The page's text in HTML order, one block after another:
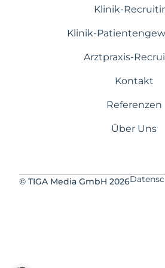
Klinik-
Klinik-
Arztpraxis-
Kontakt
Referenzen
Über Uns
© TIGA Media GmbH 2026